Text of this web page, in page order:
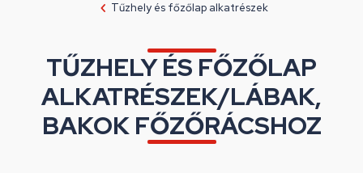
Tűzhely és főzőlap alkatrészek
TŰZHELY ÉS FŐZŐLAP
ALKATRÉSZEK/LÁBAK,
BAKOK FŐZŐRÁCSHOZ